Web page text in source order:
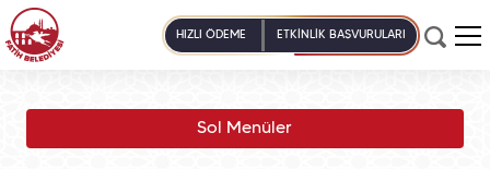
HIZLI ÖDEME ETKİNLİK BAŞVURULARI
Sol Menüler